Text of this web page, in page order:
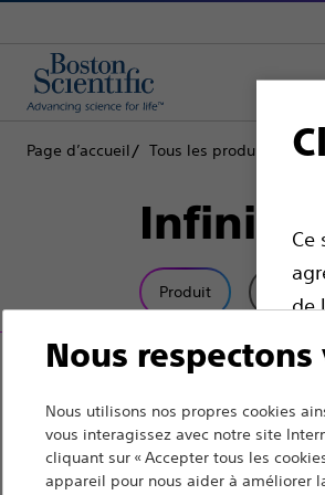
Ce
de
la
Page d’accueil Tous les produits
Produit
Nous
Nous utilisons nos propres cookies
vous interagissez avec notre site
cliquant sur « Accepter tous les
appareil pour nous aider à améliorer